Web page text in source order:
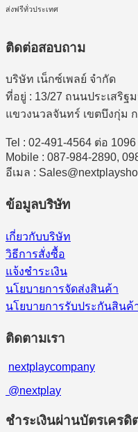
ส่งฟรีทั่วประเทศ
ติดต่อสอบถาม
บริษัท เน็กซ์เพลย์ จำกัด
ที่อยู่ : 13/27 ถนนประเสริฐ
แขวงนวลจันทร์ เขตบึงกุ่ม
Tel : 02-491-4564 ต่อ 1096
Mobile : 087-984-2890,
อีเมล :
ข้อมูลบริษัท
เกี่ยวกับบริษัท
วิธีการสั่งซื้อ
แจ้งชำระเงิน
นโยบายการจัดส่งสินค้า
นโยบายการรับประกันสินค้
ติดตามเรา
nextplaycompany
@nextplay
ชำระเงินผ่านบัตรเครดิ